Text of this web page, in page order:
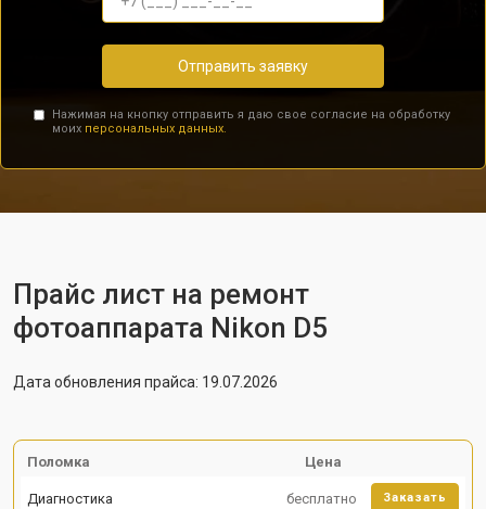
Отправить заявку
Нажимая на кнопку отправить я даю свое согласие на обработку
моих персональных данных.
Прайс лист на ремонт
фотоаппарата Nikon D5
Дата обновления прайса: 19.07.2026
Поломка Цена
Диагностика бесплатно Заказать